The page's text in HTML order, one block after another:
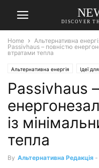
DISCOVER
Home Альтернативна
Passivhaus – повністю
втратами тепла
Альтернативна енергія Ідеї
Passivhaus
із
тепла
By Альтернативна Редакція -